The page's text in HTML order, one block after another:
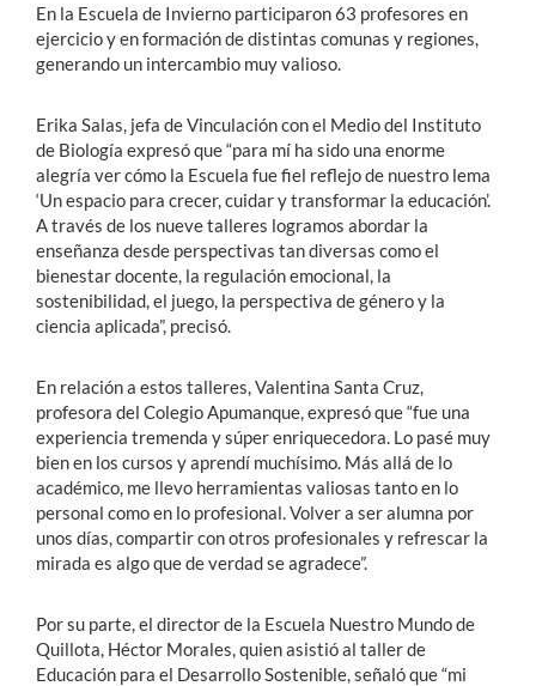
En la Escuela de Invierno participaron 63 profesores en
ejercicio y en formación de distintas comunas y regiones,
generando un intercambio muy valioso.
Erika Salas, jefa de Vinculación con el Medio del Instituto
de Biología expresó que “para mí ha sido una enorme
alegría ver cómo la Escuela fue fiel reflejo de nuestro lema
‘Un espacio para crecer, cuidar y transformar la educación’.
A través de los nueve talleres logramos abordar la
enseñanza desde perspectivas tan diversas como el
bienestar docente, la regulación emocional, la
sostenibilidad, el juego, la perspectiva de género y la
ciencia aplicada”, precisó.
En relación a estos talleres, Valentina Santa Cruz,
profesora del Colegio Apumanque, expresó que “fue una
experiencia tremenda y súper enriquecedora. Lo pasé muy
bien en los cursos y aprendí muchísimo. Más allá de lo
académico, me llevo herramientas valiosas tanto en lo
personal como en lo profesional. Volver a ser alumna por
unos días, compartir con otros profesionales y refrescar la
mirada es algo que de verdad se agradece”.
Por su parte, el director de la Escuela Nuestro Mundo de
Quillota, Héctor Morales, quien asistió al taller de
Educación para el Desarrollo Sostenible, señaló que “mi